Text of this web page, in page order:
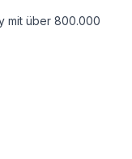
mit über 800.000